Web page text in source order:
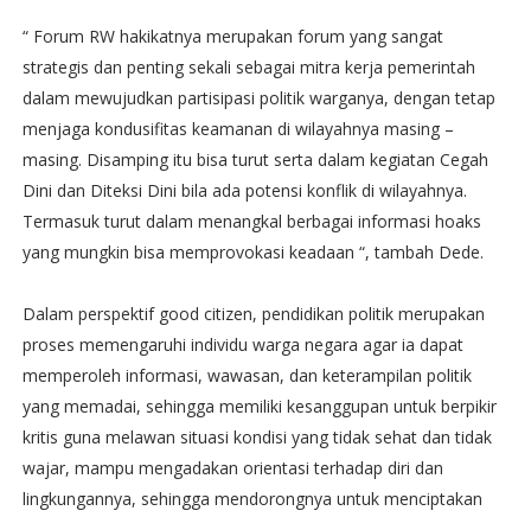
“ Forum RW hakikatnya merupakan forum yang sangat
strategis dan penting sekali sebagai mitra kerja pemerintah
dalam mewujudkan partisipasi politik warganya, dengan tetap
menjaga kondusifitas keamanan di wilayahnya masing –
masing. Disamping itu bisa turut serta dalam kegiatan Cegah
Dini dan Diteksi Dini bila ada potensi konflik di wilayahnya.
Termasuk turut dalam menangkal berbagai informasi hoaks
yang mungkin bisa memprovokasi keadaan “, tambah Dede.
Dalam perspektif good citizen, pendidikan politik merupakan
proses memengaruhi individu warga negara agar ia dapat
memperoleh informasi, wawasan, dan keterampilan politik
yang memadai, sehingga memiliki kesanggupan untuk berpikir
kritis guna melawan situasi kondisi yang tidak sehat dan tidak
wajar, mampu mengadakan orientasi terhadap diri dan
lingkungannya, sehingga mendorongnya untuk menciptakan